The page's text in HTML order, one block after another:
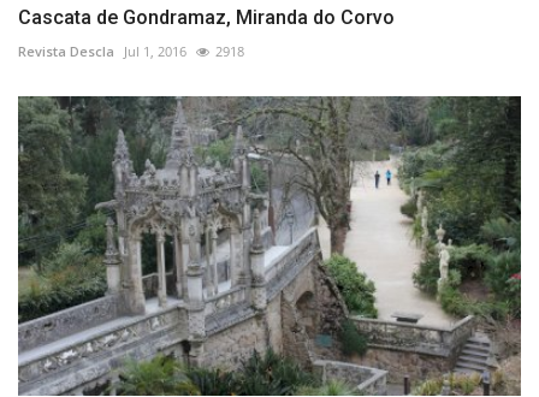
Cascata de Gon­dramaz, Miranda do Corvo
Revista Descla Jul 1, 2016 2918